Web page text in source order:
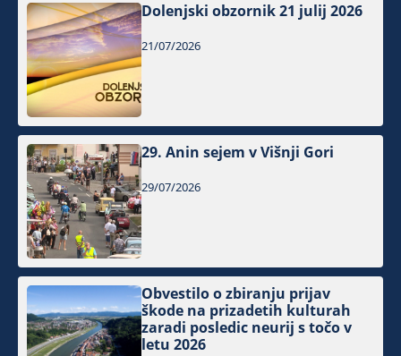
Dolenjski obzornik 21 julij 2026
21/07/2026
29. Anin sejem v Višnji Gori
29/07/2026
Obvestilo o zbiranju prijav
škode na prizadetih kulturah
zaradi posledic neurij s točo v
letu 2026